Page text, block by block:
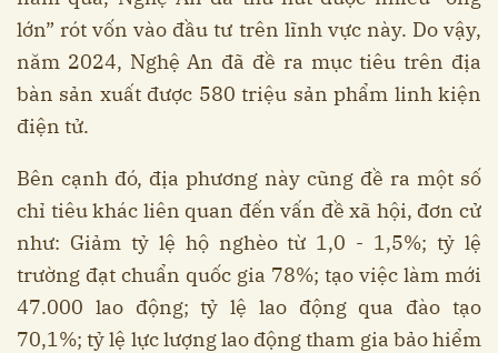
lớn” rót vốn vào đầu tư trên lĩnh vực này. Do vậy,
năm 2024, Nghệ An đã đề ra mục tiêu trên địa
bàn sản xuất được 580 triệu sản phẩm linh kiện
điện tử.
Bên cạnh đó, địa phương này cũng đề ra một số
chỉ tiêu khác liên quan đến vấn đề xã hội, đơn cử
như: Giảm tỷ lệ hộ nghèo từ 1,0 - 1,5%; tỷ lệ
trường đạt chuẩn quốc gia 78%; tạo việc làm mới
47.000 lao động; tỷ lệ lao động qua đào tạo
70,1%; tỷ lệ lực lượng lao động tham gia bảo hiểm